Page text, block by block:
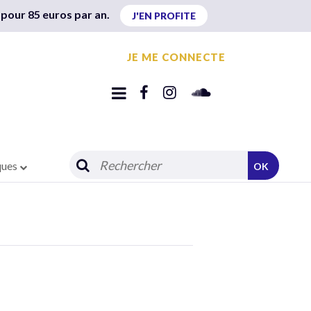
85 euros par an. J'EN PROFITE
JE ME CONNECTE
OK